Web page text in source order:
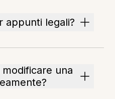
appunti legali?
una